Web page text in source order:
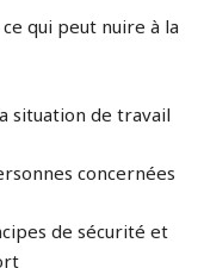
qui peut nuire à la
situation de travail
concernées
de sécurité et